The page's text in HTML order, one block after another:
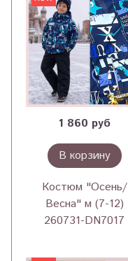
1 860 руб
В корзину
Костюм "Осень/
Весна" м (7-12)
260731-DN7017